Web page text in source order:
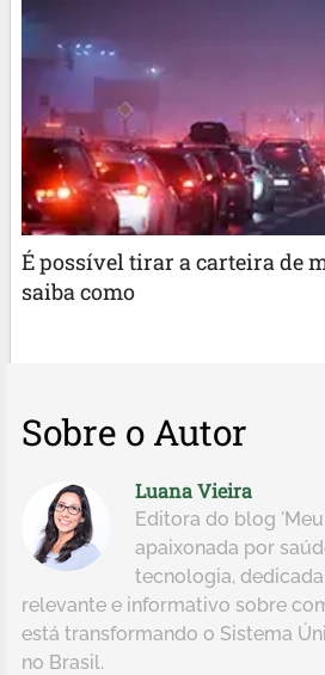
É possível tirar a carteira de
saiba como
Sobre o Autor
Luana Vieira
Editora do blog
apaixonada por
tecnologia,
relevante e informativo sobre
está transformando o Sistema
no Brasil.